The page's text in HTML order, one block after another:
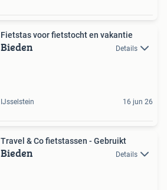
Fietstas voor fietstocht en vakantie
Bieden Details
IJsselstein 16 jun 26
Travel & Co fietstassen - Gebruikt
Bieden Details